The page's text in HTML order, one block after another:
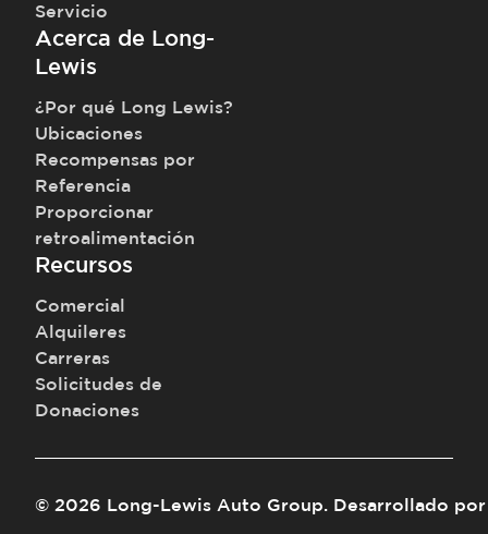
Servicio
Acerca de Long-
Lewis
¿Por qué Long Lewis?
Ubicaciones
Recompensas por
Referencia
Proporcionar
retroalimentación
Recursos
Comercial
Alquileres
Carreras
Solicitudes de
Donaciones
© 2026 Long-Lewis Auto Group. Desarrollado por